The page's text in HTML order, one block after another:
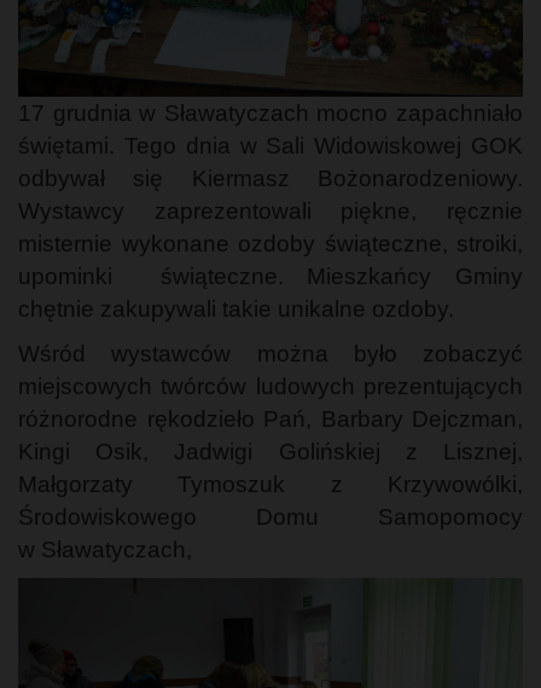
17 grudnia w Sławatyczach mocno zapachniało
świętami. Tego dnia w Sali Widowiskowej GOK
odbywał się Kiermasz Bożonarodzeniowy.
Wystawcy zaprezentowali piękne, ręcznie
misternie wykonane ozdoby świąteczne, stroiki,
upominki świąteczne. Mieszkańcy Gminy
chętnie zakupywali takie unikalne ozdoby.
Wśród wystawców można było zobaczyć
miejscowych twórców ludowych prezentujących
różnorodne rękodzieło Pań, Barbary Dejczman,
Kingi Osik, Jadwigi Golińskiej z Lisznej,
Małgorzaty Tymoszuk z Krzywowólki,
Środowiskowego Domu Samopomocy
w Sławatyczach,